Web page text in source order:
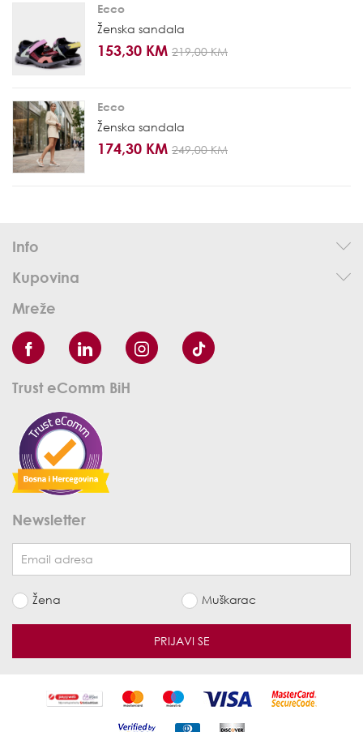
Ecco
Ženska sandala
153,30 KM 219,00 KM
Ecco
Ženska sandala
174,30 KM 249,00 KM
Info
Kupovina
Mreže
Trust eComm BiH
Newsletter
Žena Muškarac
PRIJAVI SE